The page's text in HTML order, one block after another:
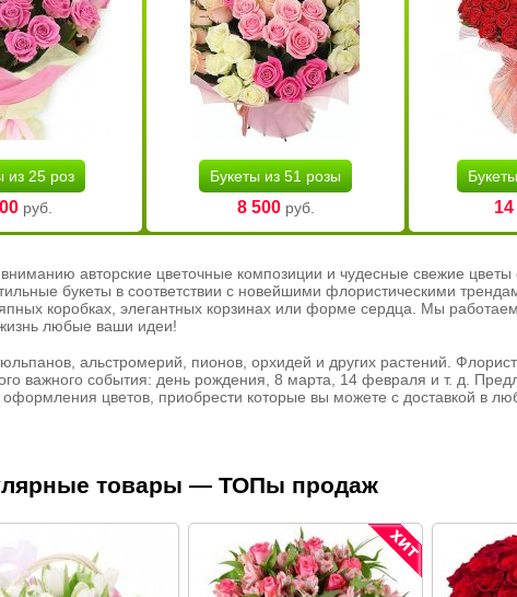
из 25 роз
руб.
Букеты из 51 розы
8 500руб.
авторские цветочные композиции и чудесные свежие цветы
букеты в соответствии с новейшими флористическими
коробках, элегантных корзинах или форме сердца. Мы
любые ваши идеи!
альстромерий, пионов, орхидей и других растений.
важного события: день рождения, 8 марта, 14 февраля и т. д.
цветов, приобрести которые вы можете с доставкой в
товары — ТОПы продаж